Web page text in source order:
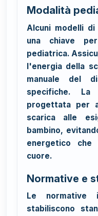
Modalità
Alcuni modelli di
una chiave
pediatrica.
l'energia della
manuale del
specifiche.
progettata per
scarica alle
bambino,
energetico che
cuore.
Normative e
Le normative
stabiliscono